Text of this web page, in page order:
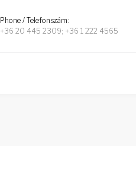
Phone / Telefonszám:
+36 20 445 2309; +36 1 222 4565